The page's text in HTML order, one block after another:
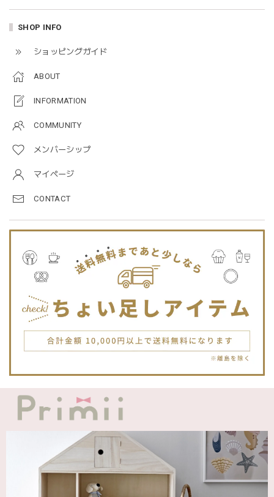
SHOP INFO
ショッピングガイド
ABOUT
INFORMATION
COMMUNITY
メンバーシップ
マイページ
CONTACT
taupe（チャコールグレー）
プレゼントした友人がとても喜んでました。ありがとうござ
Jellycat ジェリーキャット | Bashful Tiger Huge とら ぬいぐるみ 大きいサイズ
2025/12/16
JELLYCATは特に個体差が激しいブランドなので、どんな子
が来るかいつも少し不安ですが、可愛い子が届いて良かった
です。Primiiさんでお迎えした子はみんな可愛い子なので嬉
しいです。
greige
2025/12/12
blanco ブランコ | ダブルボアブランケット ベビー double boa blanket ホワイト 無地
2025/12/09